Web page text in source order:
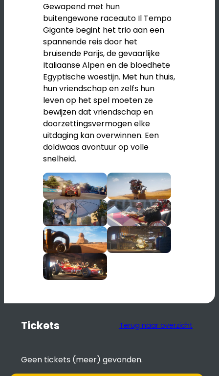
Gewapend met hun
buitengewone raceauto Il Tempo
Gigante begint het trio aan een
spannende reis door het
bruisende Parijs, de gevaarlijke
Italiaanse Alpen en de bloedhete
Egyptische woestijn. Met hun thuis,
hun vriendschap en zelfs hun
leven op het spel moeten ze
bewijzen dat vriendschap en
doorzettingsvermogen elke
uitdaging kan overwinnen. Een
doldwaas avontuur op volle
snelheid.
Tickets Terug naar overzicht
Geen tickets (meer) gevonden.